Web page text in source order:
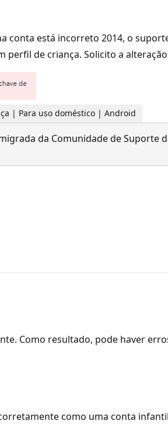
conta está incorreto 2014, o
perfil de criança. Solicito a
| Para uso doméstico | Android
da Comunidade de Suporte
Como resultado, pode haver
como uma conta